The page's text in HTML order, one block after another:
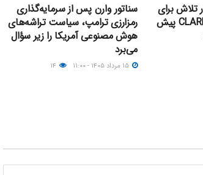
تلاش برای
رأی‌گیری درباره لایحه CLARITY پیش
سناتور وارن پس از سرمایه‌گذاری
رمزارزی ترامپ، سیاست تراشه‌های
هوش مصنوعی آمریکا را زیر سؤال
می‌برد